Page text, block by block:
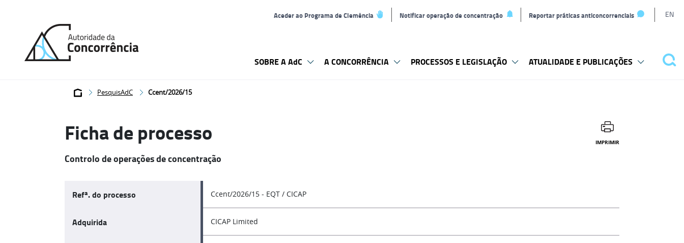
Aceder ao Programa de Clemência Notificar operação de concentração Reportar práticas anticoncorrenciais EN
Página
inicial
SOBRE A AdC A CONCORRÊNCIA PROCESSOS E LEGISLAÇÃO ATUALIDADE E PUBLICAÇÕES
Breadcrumb
PesquisAdC Ccent/2026/15
Ficha de processo IMPRIMIR
Controlo de operações de concentração
Refª. do processo Ccent/2026/15 - EQT / CICAP
Adquirida CICAP Limited